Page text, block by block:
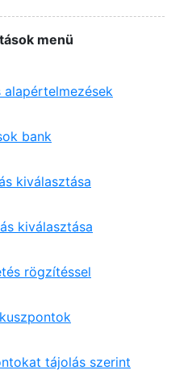
menü
alapértelmezések
bank
kiválasztása
kiválasztása
rögzítéssel
tájolás szerint